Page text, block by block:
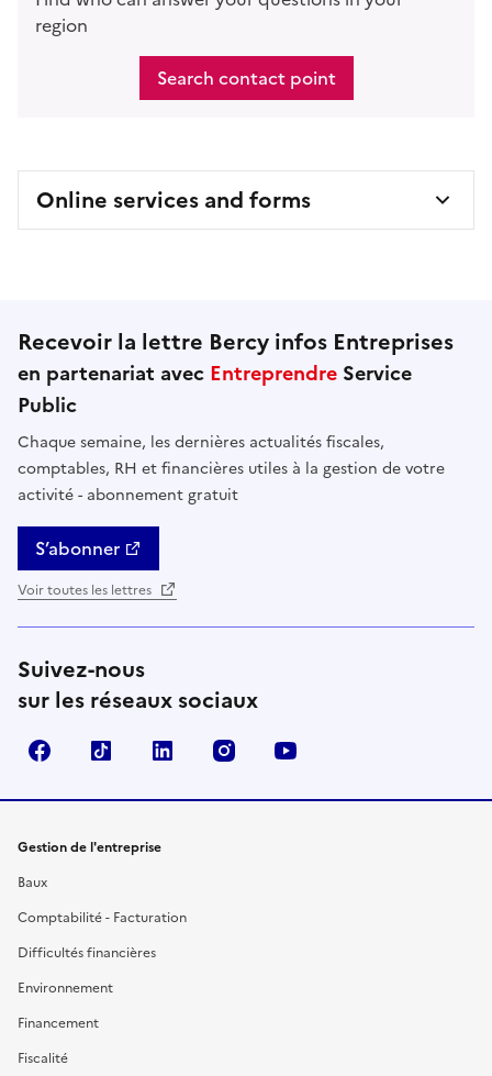
region
Search contact point
Online services and forms
Recevoir la lettre Bercy infos Entreprises
en partenariat avec Entreprendre Service
Public
Chaque semaine, les dernières actualités fiscales,
comptables, RH et financières utiles à la gestion de votre
activité - abonnement gratuit
S’abonner
Voir toutes les lettres
Suivez-nous
sur les réseaux sociaux
FacebookTikTok Linkedin Instagram
Gestion de l'entreprise
Baux
Comptabilité - Facturation
Difficultés financières
Environnement
Financement
Fiscalité